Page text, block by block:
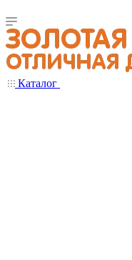
Каталог